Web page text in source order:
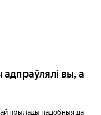
вы, а
прылады падобныя да